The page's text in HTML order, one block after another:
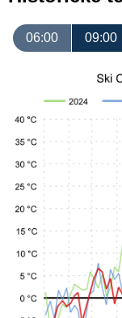
06:00 09:00